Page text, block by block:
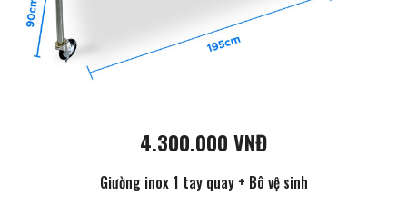
4.300.000 VNĐ
Giường inox 1 tay quay + Bô vệ sinh